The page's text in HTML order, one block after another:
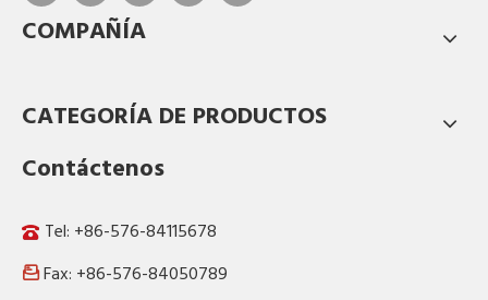
COMPAÑÍA
CATEGORÍA DE PRODUCTOS
Contáctenos
Tel: +86-576-84115678
Fax: +86-576-84050789